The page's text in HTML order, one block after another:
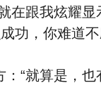
跟我炫耀显
功，你难道
就算是，也